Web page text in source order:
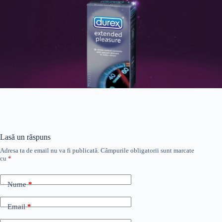
Lasă un răspuns
Adresa ta de email nu va fi publicată. Câmpurile obligatorii sunt marcate
cu *
Nume*
Email*